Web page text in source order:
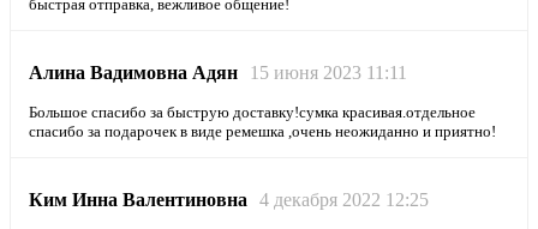
быстрая отправка, вежливое общение!
Алина Вадимовна Адян 15 июня 2023 11:11
Большое спасибо за быструю доставку!сумка красивая.отдельное
спасибо за подарочек в виде ремешка ,очень неожиданно и приятно!
Ким Инна Валентиновна 4 декабря 2022 12:25